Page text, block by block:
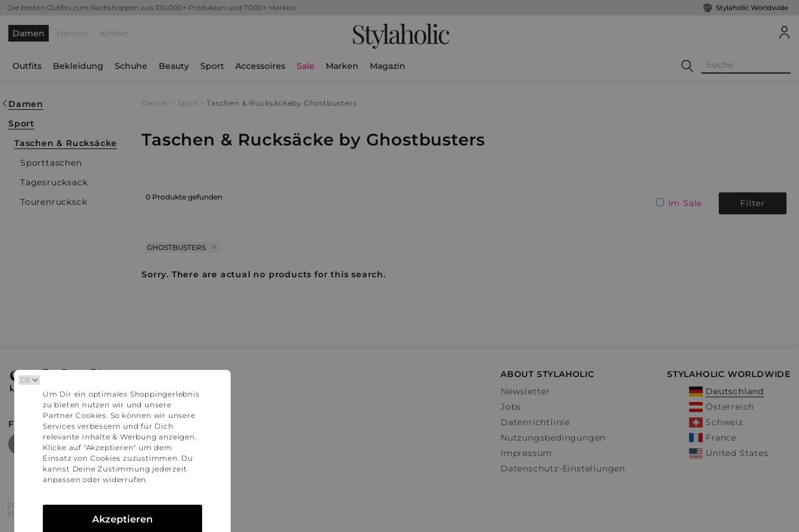
Die besten Outfits zum Nachshoppen aus 100.000+ Produkten und 7.000+ Marken Stylaholic Worldwide
Damen Herren Kinder Stylaholic
Outfits Bekleidung Schuhe Beauty Sport Accessoires Sale Marken Magazin
Damen
Sport
Taschen & Rucksäcke
Sporttaschen
Tagesrucksack
Tourenrucksck
Damen Sport Taschen & Rucksäckeby Ghostbusters
Taschen & Rucksäcke by Ghostbusters
0 Produkte gefunden
Im Sale Filter
GHOSTBUSTERS
Sorry. There are actual no products for this search.
Stylaholic
FIND MORE INSPIRATION
ABOUT STYLAHOLIC
Newsletter
Jobs
Datenrichtlinie
Nutzungsbedingungen
Impressum
Datenschutz-Einstellungen
STYLAHOLIC WORLDWIDE
Deutschland
Österreich
Schweiz
France
United States
2016 - 2026 © Stylaholic.
Made for you with love in munich.
Um Dir ein optimales Shoppingerlebnis
zu bieten nutzen wir und unsere
Partner Cookies. So können wir unsere
Services verbessern und für Dich
relevante Inhalte & Werbung anzeigen.
Klicke auf "Akzeptieren" um dem
Einsatz von Cookies zuzustimmen. Du
kannst Deine Zustimmung jederzeit
anpassen oder widerrufen.
Akzeptieren